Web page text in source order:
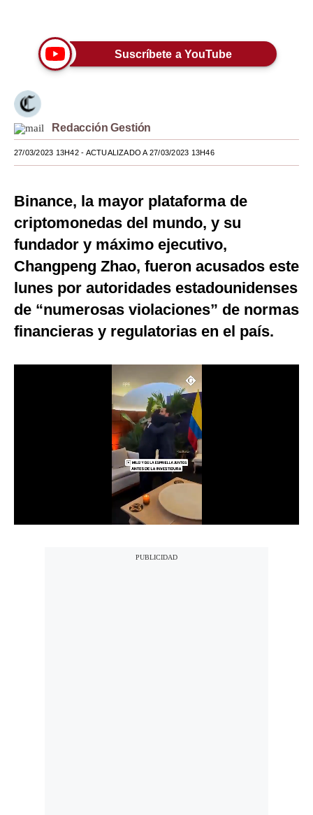
Lujo
Moda
Estilos
Mundo
México
España
Internacional
Tecnología
Club del Suscriptor
Fotogalerías
Suscríbete a YouTube
Redacción Gestión
27/03/2023 13H42- ACTUALIZADO A 27/03/2023 13H46
Binance, la mayor plataforma de
criptomonedas del mundo, y su
fundador y máximo ejecutivo,
Changpeng Zhao, fueron acusados este
lunes por autoridades estadounidenses
de “numerosas violaciones” de normas
financieras y regulatorias en el país.